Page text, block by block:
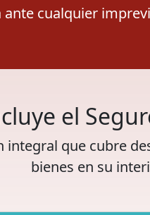
cualquier
el
que cubre
bienes en su